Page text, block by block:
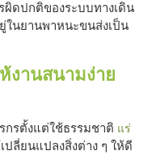
ผิดปกติของระบบทางเดิน
ในยานพาหนะขนส่งเป็น
งานสนามง่าย
กรตั้งแต่ใช้ธรรมชาติ แร่
ปลี่ยนแปลงสิ่งต่าง ๆ ให้ดี